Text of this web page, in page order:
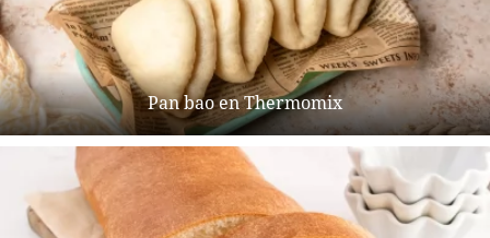
Pan bao en Thermomix